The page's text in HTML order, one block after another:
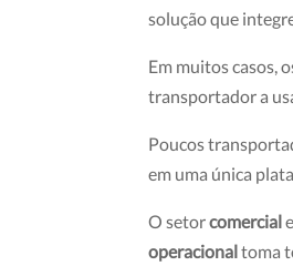
solução que
Em muitos casos,
transportador a
Poucos
em uma única
O setorcomercial
operacionaltoma